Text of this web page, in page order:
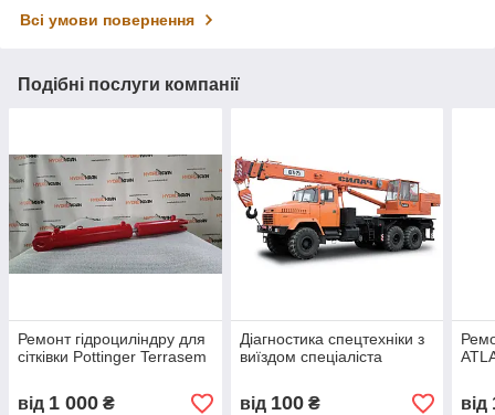
Всі умови повернення
Подібні послуги компанії
Ремонт гідроциліндру для
сітківки Pottinger Terrasem
від 1 000 ₴
Діагностика спецтехніки з
виїздом спеціаліста
від 100₴ від